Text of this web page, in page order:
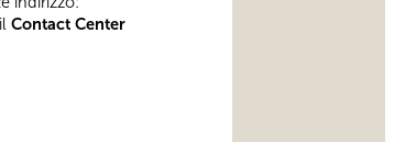
Contact Center